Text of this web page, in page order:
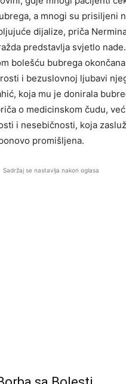
a mnogi su prisiljeni
dijalize, priča
predstavlja svjetlo
bolešću bubrega
i bezuslovnoj ljubavi
koja mu je donirala
o medicinskom čudu,
i nesebičnosti, koja
promišljena.
Sadržaj se nastavlja nakon oglasa